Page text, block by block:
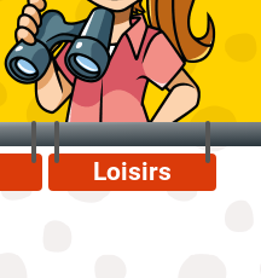
Loisirs